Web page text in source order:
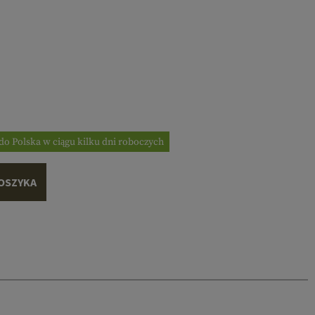
Polska w ciągu kilku dni roboczych